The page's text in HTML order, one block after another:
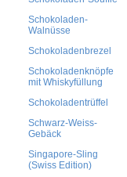
Schokoladen-
Walnüsse
Schokoladenbrezel
Schokoladenknöpfe
mit Whiskyfüllung
Schokoladentrüffel
Schwarz-Weiss-
Gebäck
Singapore-Sling
(Swiss Edition)